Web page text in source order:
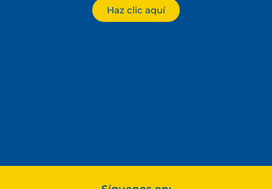
Haz clic aquí